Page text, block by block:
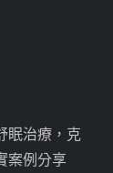
眠治療，克
案例分享